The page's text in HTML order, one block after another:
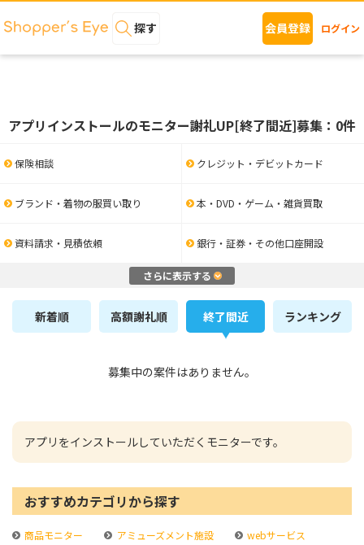
探す 会員登録 ログイン
アプリインストールのモニター謝礼UP[終了間近]募集：0件
保険相談 クレジット・デビットカード
ブランド・着物の服買い取り 本・DVD・ゲーム・雑貨買取
資料請求・見積依頼 銀行・証券・その他口座開設
さらに表示する
新着順 高額謝礼順 終了間近 ランキング
募集中の案件はありません。
アプリをインストールしていただくモニターです。
おすすめカテゴリから探す
商品モニター アミューズメント施設
webサービス